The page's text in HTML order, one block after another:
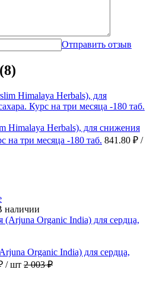
Отправить отзыв
Herbals), для снижения
на три месяца -180 таб. 841.80 ₽ /
наличии
Organic India) для сердца,
/ шт 2 003 ₽